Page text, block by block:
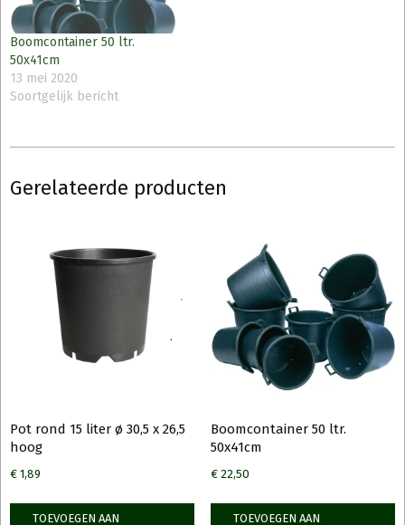
Boomcontainer 50 ltr.
50x41cm
13 mei 2020
Soortgelijk bericht
Gerelateerde producten
Pot rond 15 liter ø 30,5 x 26,5
hoog
€ 1,89
TOEVOEGEN AAN
Boomcontainer 50 ltr.
50x41cm
€22,50
TOEVOEGEN AAN